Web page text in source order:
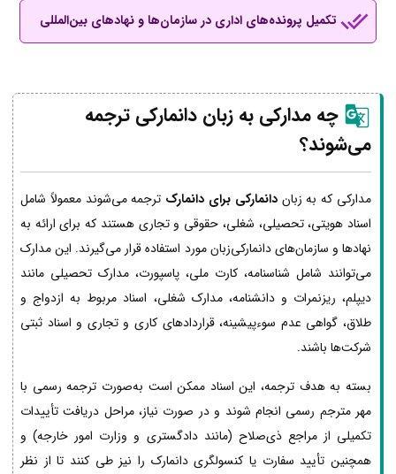
تکمیل پرونده‌های اداری در سازمان‌ها و نهادهای بین‌المللی
چه مدارکی به زبان دانمارکی ترجمه
می‌شوند؟
مدارکی که به زباندانمارکی برای دانمارک ترجمه می‌شوند معمولاً شامل
اسناد هویتی، تحصیلی، شغلی، حقوقی و تجاری هستند که برای ارائه به
نهادها و سازمان‌های دانمارکی‌زبان مورد استفاده قرار می‌گیرند. این مدارک
می‌توانند شامل شناسنامه، کارت ملی، پاسپورت، مدارک تحصیلی مانند
دیپلم، ریزنمرات و دانشنامه، مدارک شغلی، اسناد مربوط به ازدواج و
طلاق، گواهی عدم سوءپیشینه، قراردادهای کاری و تجاری و اسناد ثبتی
شرکت‌ها باشند.
بسته به هدف ترجمه، این اسناد ممکن است به‌صورت ترجمه رسمی با
مهر مترجم رسمی انجام شوند و در صورت نیاز، مراحل دریافت تأییدات
تکمیلی از مراجع ذی‌صلاح (مانند دادگستری و وزارت امور خارجه) و
همچنین تأیید سفارت یا کنسولگری دانمارک را نیز طی کنند تا از نظر